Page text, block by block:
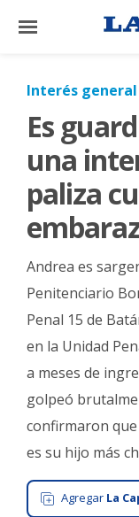
×
El
Mundo
La
Cultura
Tecnología
Gastronomía
Interés
Ciudad
Interés general
Es
una
paliza
Andrea es
Penitenciario
Penal 15 de
en la Unidad
a meses de
golpeó
confirmaron
es su hijo más
Agregar La